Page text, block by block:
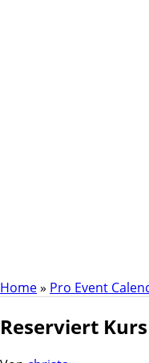
Home» Pro Event
Reserviert